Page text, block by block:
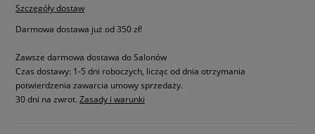
Szczegóły dostaw
Darmowa dostawa już od 350 zł!
Zawsze darmowa dostawa do Salonów
Czas dostawy: 1-5 dni roboczych, licząc od dnia otrzymania
potwierdzenia zawarcia umowy sprzedaży.
30 dni na zwrot. Zasady i warunki